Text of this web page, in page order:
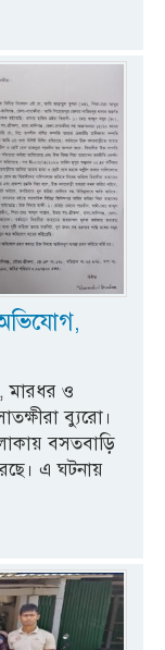
মারধর ও
ব্যুরো।
বসতবাড়ি
এ ঘটনায়